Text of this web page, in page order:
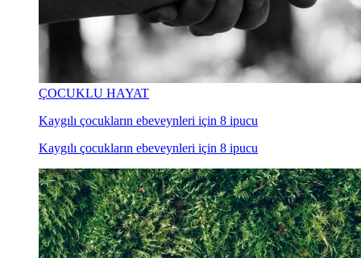
ÇOCUKLU HAYAT
Kaygılı çocukların ebeveynleri için 8 ipucu
Kaygılı çocukların ebeveynleri için 8 ipucu